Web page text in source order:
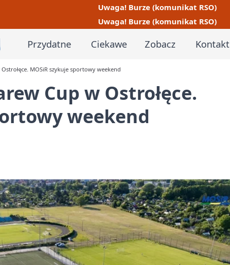
Uwaga! Burze (komunikat RSO)
Uwaga! Burze (komunikat RSO)
Przydatne Ciekawe Zobacz Kontakt
MOSiR szykuje sportowy weekend
Cup w Ostrołęce.
weekend